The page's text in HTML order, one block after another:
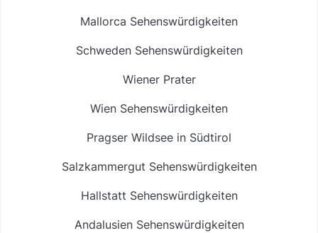
Mallorca Sehenswürdigkeiten
Schweden Sehenswürdigkeiten
Wiener Prater
Wien Sehenswürdigkeiten
Pragser Wildsee in Südtirol
Salzkammergut Sehenswürdigkeiten
Hallstatt Sehenswürdigkeiten
Andalusien Sehenswürdigkeiten